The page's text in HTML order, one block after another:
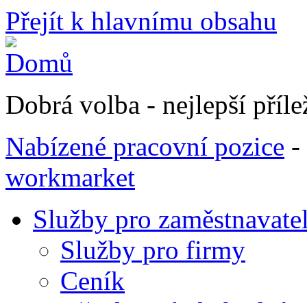
Přejít k hlavnímu obsahu
Dobrá volba - nejlepší
Nabízené pracovní pozice -
workmarket
Služby pro
Služby pro firmy
Ceník